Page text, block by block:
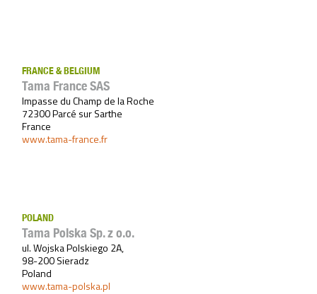
FRANCE & BELGIUM
Tama France SAS
Impasse du Champ de la Roche
72300 Parcé sur Sarthe
France
www.tama-france.fr
POLAND
Tama Polska Sp. z o.o.
ul. Wojska Polskiego 2A,
98-200 Sieradz
Poland
www.tama-polska.pl